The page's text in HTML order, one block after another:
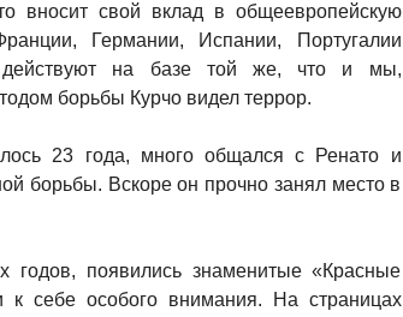
вносит свой вклад в общеевропейскую
Германии, Испании, Португалии
действуют на базе той же, что и мы,
борьбы Курчо видел террор.
23 года, много общался с Ренато и
борьбы. Вскоре он прочно занял место в
появились знаменитые «Красные
себе особого внимания. На страницах